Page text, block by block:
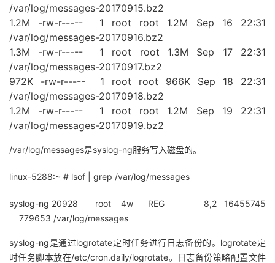
动
关
注
的
开
发
者
学
的
课
我
的
我
我
的
Programs
我
的
支
持
技
术
的
云
/var/log/messages-20170915.bz2
1.2M -rw-r----- 1 root root 1.2M Sep 16 22:31
/var/log/messages-20170916.bz2
1.3M -rw-r----- 1 root root 1.3M Sep 17 22:31
/var/log/messages-20170917.bz2
972K -rw-r----- 1 root root 966K Sep 18 22:31
/var/log/messages-20170918.bz2
1.2M -rw-r----- 1 root root 1.2M Sep 19 22:31
/var/log/messages-20170919.bz2
/var/log/messages是syslog-ng服务写入磁盘的。
linux-5288:~ # lsof | grep /var/log/messages
syslog-ng 20928 root 4w REG 8,2 16455745
779653 /var/log/messages
syslog-ng是通过logrotate定时任务进行日志备份的。 logrotate定
时任务脚本放在/etc/cron.daily/logrotate。
日志备份策略配置文件